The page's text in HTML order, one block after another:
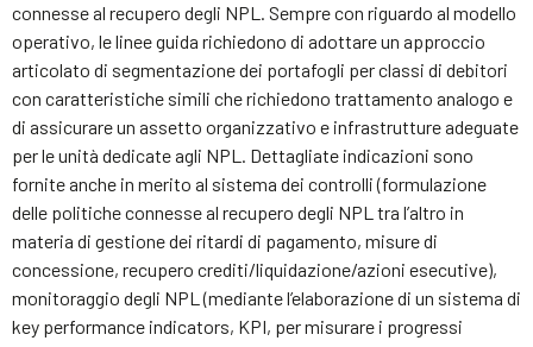
connesse al recupero degli NPL. Sempre con riguardo al modello
operativo, le linee guida richiedono di adottare un approccio
articolato di segmentazione dei portafogli per classi di debitori
con caratteristiche simili che richiedono trattamento analogo e
di assicurare un assetto organizzativo e infrastrutture adeguate
per le unità dedicate agli NPL. Dettagliate indicazioni sono
fornite anche in merito al sistema dei controlli (formulazione
delle politiche connesse al recupero degli NPL tra l’altro in
materia di gestione dei ritardi di pagamento, misure di
concessione, recupero crediti/liquidazione/azioni esecutive),
monitoraggio degli NPL (mediante l’elaborazione di un sistema di
key performance indicators, KPI, per misurare i progressi